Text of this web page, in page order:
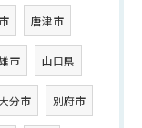
唐津市
市 山口県
分市 別府市